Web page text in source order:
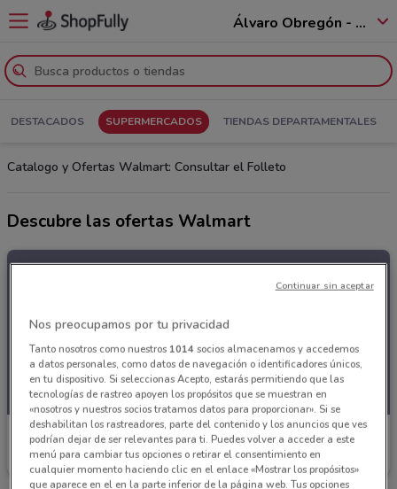
Álvaro Obregón - 01520
DESTACADOS SUPERMERCADOS TIENDAS DEPARTAMENTALES
Catalogo y Ofertas Walmart: Consultar el Folleto
Descubre las ofertas Walmart
Walmart
Caduca el 13/09
Nos preocupamos por tu privacidad
Tanto nosotros como nuestros 1014socios almacenamos y accedemos
a datos personales, como datos de navegación o identificadores únicos,
en tu dispositivo. Si seleccionas Acepto, estarás permitiendo que las
tecnologías de rastreo apoyen los propósitos que se muestran en
«nosotros y nuestros socios tratamos datos para proporcionar». Si se
deshabilitan los rastreadores, parte del contenido y los anuncios que ves
podrían dejar de ser relevantes para ti. Puedes volver a acceder a este
menú para cambiar tus opciones o retirar el consentimiento en
cualquier momento haciendo clic en el enlace «Mostrar los propósitos»
que aparece en el en la parte inferior de la página web. Tus opciones
Continuar sin aceptar